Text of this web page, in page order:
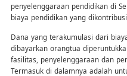
penyelenggaraan pendidikan di
biaya pendidikan yang
Dana yang terakumulasi dari
dibayarkan orangtua
fasilitas, penyelenggaraan dan
Termasuk di dalamnya adalah